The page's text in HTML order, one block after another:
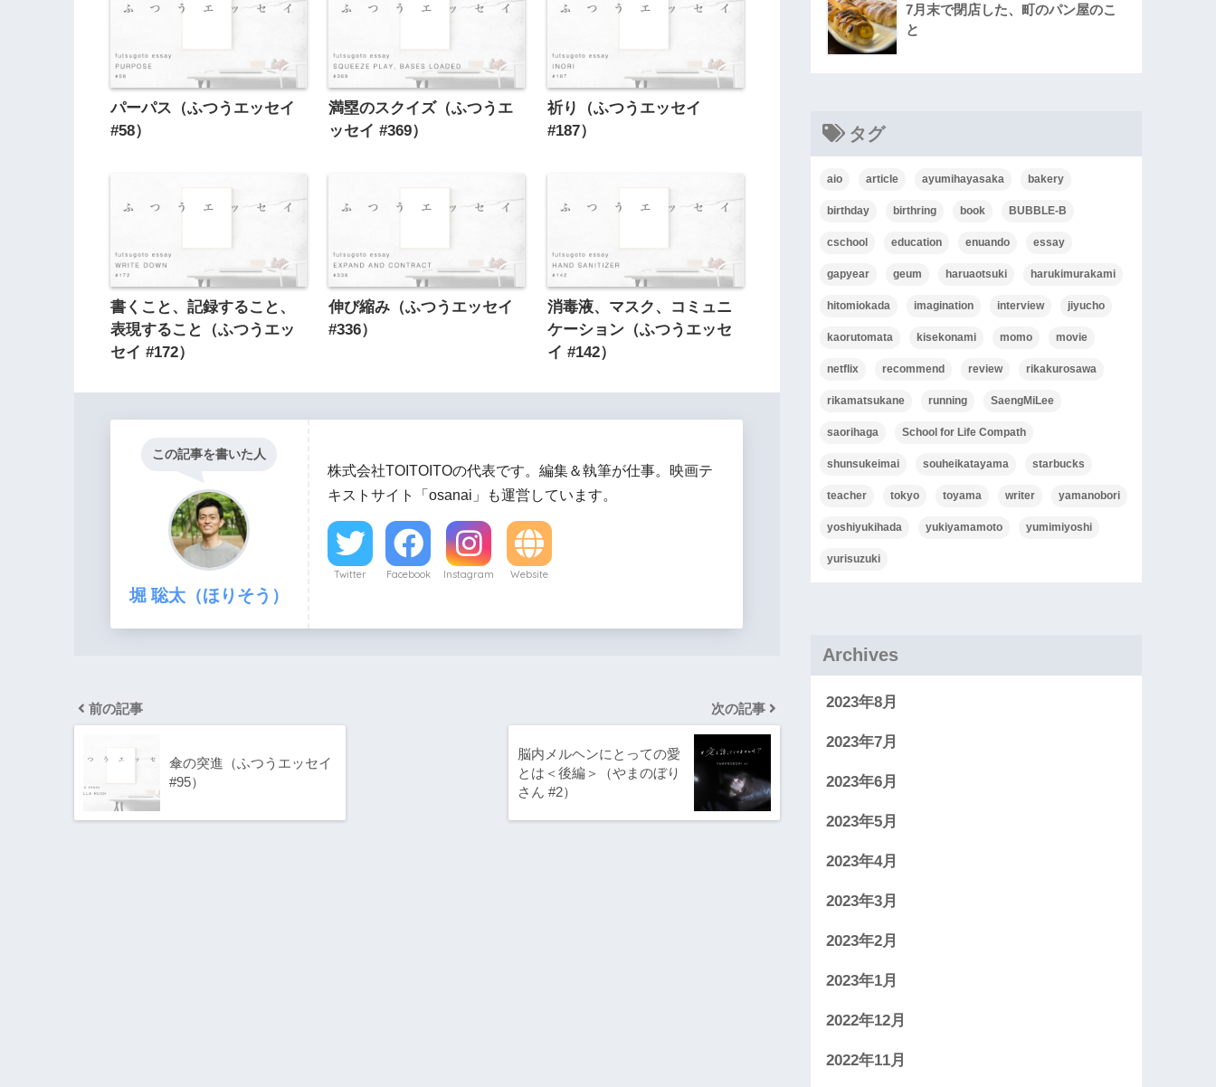
パーパス（ふつうエッセイ
#58）
満塁のスクイズ（ふつうエ
ッセイ #369）
祈り（ふつうエッセイ
#187）
書くこと、記録すること、
表現すること（ふつうエッ
セイ #172）
伸び縮み（ふつうエッセイ
#336）
消毒液、マスク、コミュニ
ケーション（ふつうエッセ
イ #142）
この記事を書いた人
堀 聡太（ほりそう）
株式会社TOITOITOの代表です。編集＆執筆が仕事。映画テ
キストサイト「osanai」も運営しています。
Twitter Facebook Instagram Website
前の記事
傘の突進（ふつうエッセイ
#95）
次の記事
脳内メルヘンにとっての愛
とは＜後編＞（やまのぼり
さん #2）
7月末で閉店した、町のパン屋のこ
と
タグ
aio article ayumihayasaka bakery
birthday birthring book BUBBLE-B
cschool education enuando essay
gapyear geum haruaotsuki harukimurakami
hitomiokada imagination interview jiyucho
kaorutomata kisekonami momo movie
netflix recommend review rikakurosawa
rikamatsukane running SaengMiLee
saorihaga School for Life Compath
shunsukeimai souheikatayama starbucks
teacher tokyo toyama writer yamanobori
yoshiyukihada yukiyamamoto yumimiyoshi
yurisuzuki
Archives
2023年8月
2023年7月
2023年6月
2023年5月
2023年4月
2023年3月
2023年2月
2023年1月
2022年12月
2022年11月